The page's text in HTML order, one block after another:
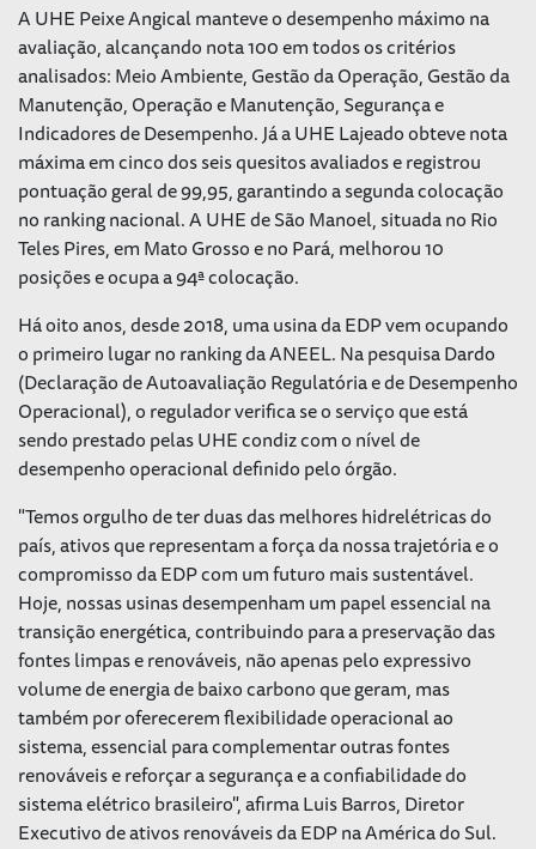
A UHE Peixe Angical manteve o desempenho máximo na
avaliação, alcançando nota 100 em todos os critérios
analisados: Meio Ambiente, Gestão da Operação, Gestão da
Manutenção, Operação e Manutenção, Segurança e
Indicadores de Desempenho. Já a UHE Lajeado obteve nota
máxima em cinco dos seis quesitos avaliados e registrou
pontuação geral de 99,95, garantindo a segunda colocação
no ranking nacional. A UHE de São Manoel, situada no Rio
Teles Pires, em Mato Grosso e no Pará, melhorou 10
posições e ocupa a 94ª colocação.
Há oito anos, desde 2018, uma usina da EDP vem ocupando
o primeiro lugar no ranking da ANEEL. Na pesquisa Dardo
(Declaração de Autoavaliação Regulatória e de Desempenho
Operacional), o regulador verifica se o serviço que está
sendo prestado pelas UHE condiz com o nível de
desempenho operacional definido pelo órgão.
"Temos orgulho de ter duas das melhores hidrelétricas do
país, ativos que representam a força da nossa trajetória e o
compromisso da EDP com um futuro mais sustentável.
Hoje, nossas usinas desempenham um papel essencial na
transição energética, contribuindo para a preservação das
fontes limpas e renováveis, não apenas pelo expressivo
volume de energia de baixo carbono que geram, mas
também por oferecerem flexibilidade operacional ao
sistema, essencial para complementar outras fontes
renováveis e reforçar a segurança e a confiabilidade do
sistema elétrico brasileiro", afirma Luis Barros, Diretor
Executivo de ativos renováveis da EDP na América do Sul.